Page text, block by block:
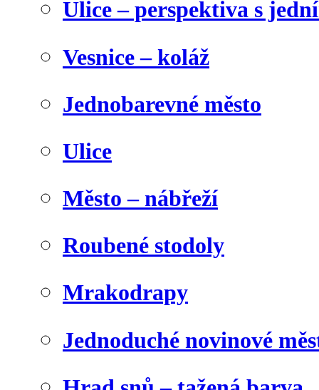
Ulice – perspektiva s
Vesnice – koláž
Jednobarevné město
Ulice
Město – nábřeží
Roubené stodoly
Mrakodrapy
Jednoduché novinové